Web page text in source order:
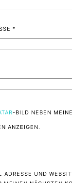
*
-BILD NEBEN
ANZEIGEN.
ADRESSE UND